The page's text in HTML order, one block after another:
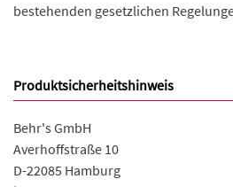
bestehenden gesetzlichen
Produktsicherheitshinweis
Behr's GmbH
Averhoffstraße 10
D-22085 Hamburg